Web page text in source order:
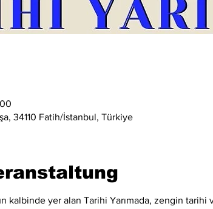
34110 Fatih/İstanbul, Türkiye
kalbinde yer alan Tarihi Yarımada, zengin